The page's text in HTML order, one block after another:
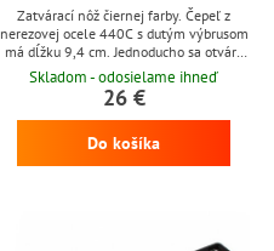
Zatvárací nôž čiernej farby. Čepeľ z
nerezovej ocele 440C s dutým výbrusom
má dĺžku 9,4 cm. Jednoducho sa otvára
jednou rukou, pomocou flipperu. Rukoväť
z odolného plastu sa pohodlne drží.
Dodáva sa spolu s nylonovým puzdrom,
ktoré si môžete zavesiť na opasok.
Skladom - odosielame ihneď
26 €
Do košíka